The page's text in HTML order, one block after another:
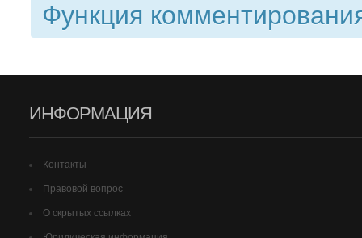
Функция
ИНФОРМАЦИЯ
Контакты
Правовой вопрос
О скрытых ссылках